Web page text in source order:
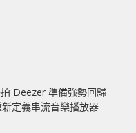
Deezer 準備強勢回歸
定義串流音樂播放器